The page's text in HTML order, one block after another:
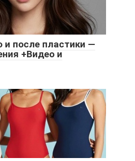
и после пластики —
+Видео и